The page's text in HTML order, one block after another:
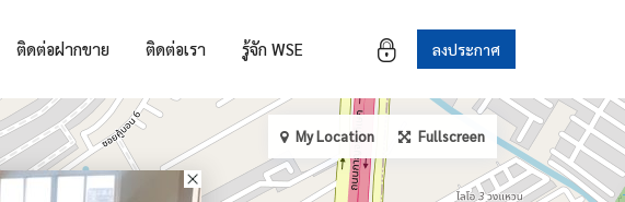
ลงประกาศ
ติดต่อฝากขาย ติดต่อเรา รู้จัก WSE
My Location Fullscreen